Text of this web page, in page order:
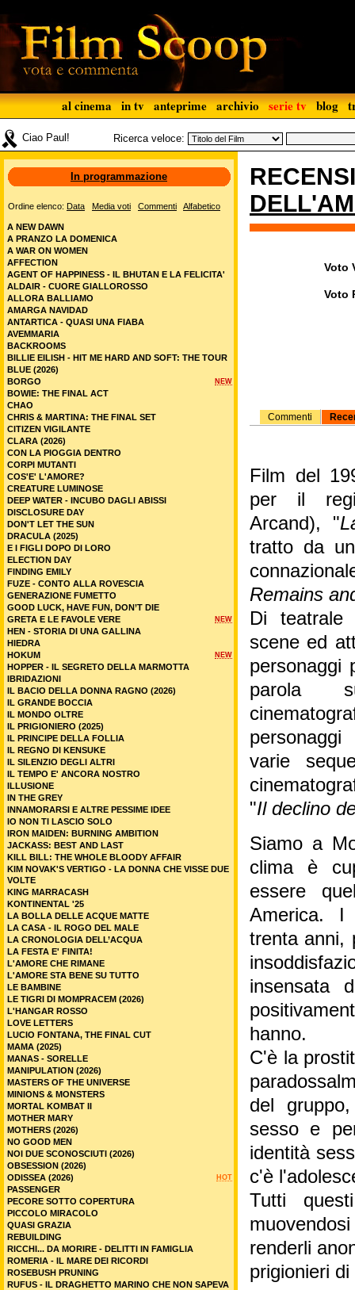
al cinema in tv anteprime archivio serie tv blog
Ciao Paul! Ricerca veloce:
Voto
Voto
Commenti
Film del
per il
Arcand), "
tratto da
Remains
Di
scene ed
personaggi
parola
varie
"Il declino
Siamo a
clima è
essere
America. I
trenta anni,
insensata
hanno.
C'è la
del
sesso e
identità
c'è
Tutti
renderli
prigionieri
In programmazione
Ordine elenco: Data Media voti Commenti Alfabetico
A NEW DAWN
A PRANZO LA DOMENICA
A WAR ON WOMEN
AFFECTION
AGENT OF HAPPINESS - IL BHUTAN E LA FELICITA'
ALDAIR - CUORE GIALLOROSSO
ALLORA BALLIAMO
AMARGA NAVIDAD
ANTARTICA - QUASI UNA FIABA
AVEMMARIA
BACKROOMS
BILLIE EILISH - HIT ME HARD AND SOFT: THE TOUR
BLUE (2026)
NEW
BORGO
BOWIE: THE FINAL ACT
CHAO
CHRIS & MARTINA: THE FINAL SET
CITIZEN VIGILANTE
CLARA (2026)
CON LA PIOGGIA DENTRO
CORPI MUTANTI
COS'E' L'AMORE?
CREATURE LUMINOSE
DEEP WATER - INCUBO DAGLI ABISSI
DISCLOSURE DAY
DON'T LET THE SUN
DRACULA (2025)
E I FIGLI DOPO DI LORO
ELECTION DAY
FINDING EMILY
FUZE - CONTO ALLA ROVESCIA
GENERAZIONE FUMETTO
GOOD LUCK, HAVE FUN, DON’T DIE
NEW
GRETA E LE FAVOLE VERE
HEN - STORIA DI UNA GALLINA
HIEDRA
NEW
HOKUM
HOPPER - IL SEGRETO DELLA MARMOTTA
IBRIDAZIONI
IL BACIO DELLA DONNA RAGNO (2026)
IL GRANDE BOCCIA
IL MONDO OLTRE
IL PRIGIONIERO (2025)
IL PRINCIPE DELLA FOLLIA
IL REGNO DI KENSUKE
IL SILENZIO DEGLI ALTRI
IL TEMPO E' ANCORA NOSTRO
ILLUSIONE
IN THE GREY
INNAMORARSI E ALTRE PESSIME IDEE
IO NON TI LASCIO SOLO
IRON MAIDEN: BURNING AMBITION
JACKASS: BEST AND LAST
KILL BILL: THE WHOLE BLOODY AFFAIR
KIM NOVAK'S VERTIGO - LA DONNA CHE VISSE DUE
VOLTE
KING MARRACASH
KONTINENTAL '25
LA BOLLA DELLE ACQUE MATTE
LA CASA - IL ROGO DEL MALE
LA CRONOLOGIA DELL’ACQUA
LA FESTA E' FINITA!
L'AMORE CHE RIMANE
L'AMORE STA BENE SU TUTTO
LE BAMBINE
LE TIGRI DI MOMPRACEM (2026)
L'HANGAR ROSSO
LOVE LETTERS
LUCIO FONTANA, THE FINAL CUT
MAMA (2025)
MANAS - SORELLE
MANIPULATION (2026)
MASTERS OF THE UNIVERSE
MINIONS & MONSTERS
MORTAL KOMBAT II
MOTHER MARY
MOTHERS (2026)
NO GOOD MEN
NOI DUE SCONOSCIUTI (2026)
OBSESSION (2026)
HOT
ODISSEA (2026)
PASSENGER
PECORE SOTTO COPERTURA
PICCOLO MIRACOLO
QUASI GRAZIA
REBUILDING
RICCHI... DA MORIRE - DELITTI IN FAMIGLIA
ROMERIA - IL MARE DEI RICORDI
ROSEBUSH PRUNING
RUFUS - IL DRAGHETTO MARINO CHE NON SAPEVA